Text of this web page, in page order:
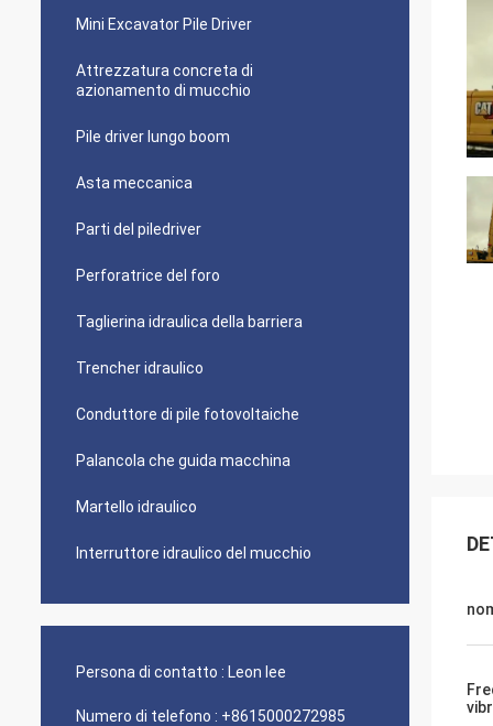
Mini Excavator Pile Driver
Attrezzatura concreta di
azionamento di mucchio
Pile driver lungo boom
Asta meccanica
Parti del piledriver
Perforatrice del foro
Taglierina idraulica della barriera
Trencher idraulico
Conduttore di pile fotovoltaiche
Palancola che guida macchina
Martello idraulico
Interruttore idraulico del mucchio
Persona di contatto : Leon lee
Numero di telefono : +8615000272985